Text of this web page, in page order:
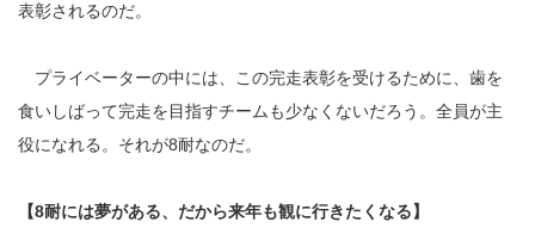
表彰されるのだ。
プライベーターの中には、この完走表彰を受けるために、歯を
食いしばって完走を目指すチームも少なくないだろう。全員が主
役になれる。それが8耐なのだ。
【8耐には夢がある、だから来年も観に行きたくなる】